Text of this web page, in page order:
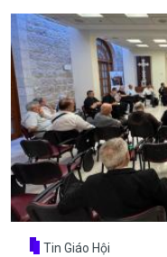
Tin Giáo Hội